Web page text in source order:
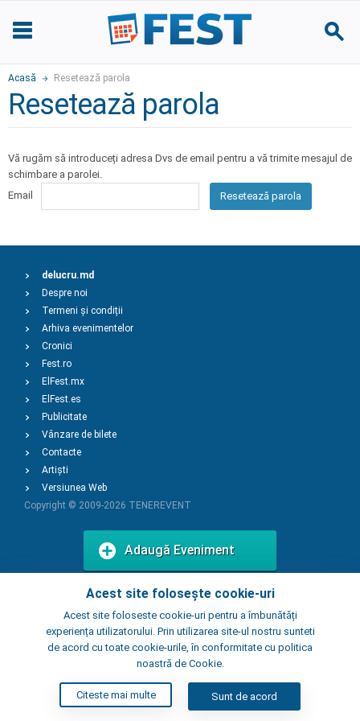
Acasă Resetează parola
Resetează parola
Vă rugăm să introduceți adresa Dvs de email pentru a vă trimite mesajul de
schimbare a parolei.
Email
Resetează parola
Acest site folosește cookie-uri
Acest site foloseste cookie-uri pentru a îmbunătăți
experiența utilizatorului. Prin utilizarea site-ul nostru sunteti
de acord cu toate cookie-urile, în conformitate cu politica
noastră de Cookie.
Citeste mai multe Sunt de acord
delucru.md
Despre noi
Termeni și condiții
Arhiva evenimentelor
Cronici
Fest.ro
ElFest.mx
ElFest.es
Publicitate
Vânzare de bilete
Contacte
Artiști
Versiunea Web
Copyright © 2009-2026 TENEREVENT
Adaugă Eveniment
Adaugă Local